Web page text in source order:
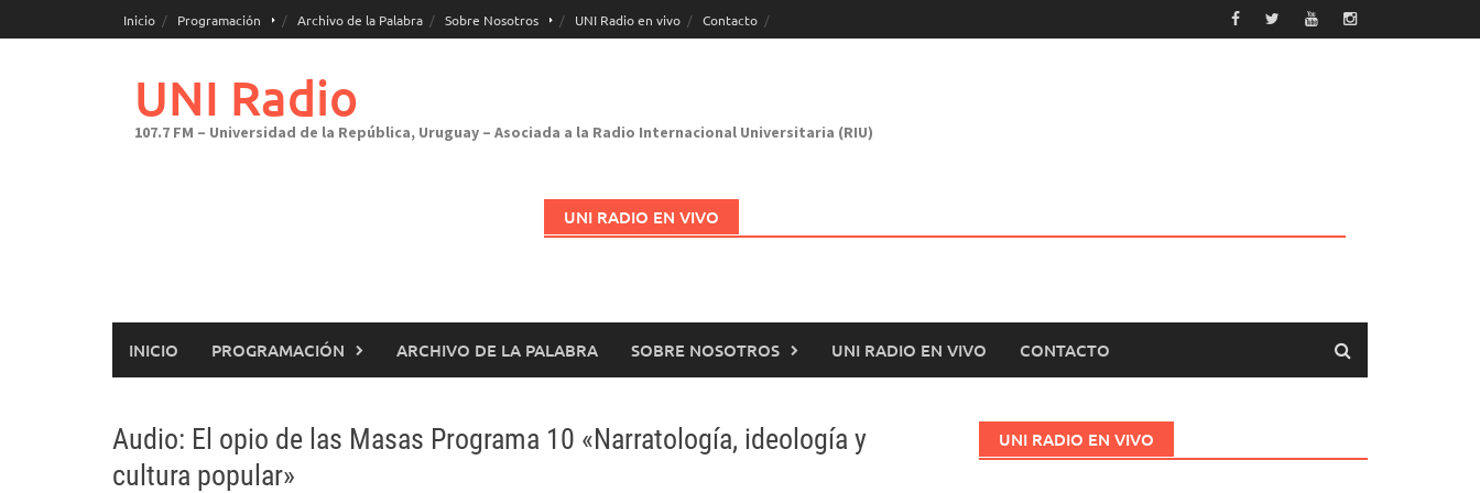
al
Inicio Programación Archivo de la Palabra Sobre Nosotros UNI Radio en vivo Contacto
UNI Radio
107.7 FM – Universidad de la República, Uruguay – Asociada a la Radio Internacional Universitaria (RIU)
UNI RADIO EN VIVO
INICIO PROGRAMACIÓN ARCHIVO DE LA PALABRA SOBRE NOSOTROS UNI RADIO EN VIVO CONTACTO
Audio: El opio de las Masas Programa 10 «Narratología, ideología y
cultura popular»
UNI RADIO EN VIVO